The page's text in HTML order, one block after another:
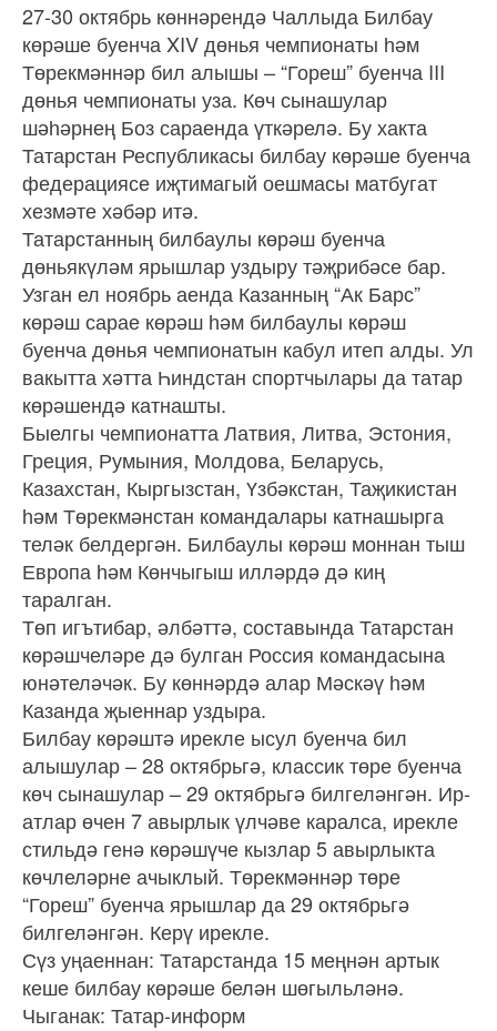
27-30 октябрь көннәрендә Чаллыда Билбау
көрәше буенча XIV дөнья чемпионаты һәм
Төрекмәннәр бил алышы – “Гореш” буенча III
дөнья чемпионаты уза. Көч сынашулар
шәһәрнең Боз сараенда үткәрелә. Бу хакта
Татарстан Республикасы билбау көрәше буенча
федерациясе иҗтимагый оешмасы матбугат
хезмәте хәбәр итә.
Татарстанның билбаулы көрәш буенча
дөньякүләм ярышлар уздыру тәҗрибәсе бар.
Узган ел ноябрь аенда Казанның “Ак Барс”
көрәш сарае көрәш һәм билбаулы көрәш
буенча дөнья чемпионатын кабул итеп алды. Ул
вакытта хәтта Һиндстан спортчылары да татар
көрәшендә катнашты.
Быелгы чемпионатта Латвия, Литва, Эстония,
Греция, Румыния, Молдова, Беларусь,
Казахстан, Кыргызстан, Үзбәкстан, Таҗикистан
һәм Төрекмәнстан командалары катнашырга
теләк белдергән. Билбаулы көрәш моннан тыш
Европа һәм Көнчыгыш илләрдә дә киң
таралган.
Төп игътибар, әлбәттә, составында Татарстан
көрәшчеләре дә булган Россия командасына
юнәтеләчәк. Бу көннәрдә алар Мәскәү һәм
Казанда җыеннар уздыра.
Билбау көрәштә ирекле ысул буенча бил
алышулар – 28 октябрьгә, классик төре буенча
көч сынашулар – 29 октябрьгә билгеләнгән. Ир-
атлар өчен 7 авырлык үлчәве каралса, ирекле
стильдә генә көрәшүче кызлар 5 авырлыкта
көчлеләрне ачыклый. Төрекмәннәр төре
“Гореш” буенча ярышлар да 29 октябрьгә
билгеләнгән. Керү ирекле.
Сүз уңаеннан: Татарстанда 15 меңнән артык
кеше билбау көрәше белән шөгыльләнә.
Чыганак: Татар-информ